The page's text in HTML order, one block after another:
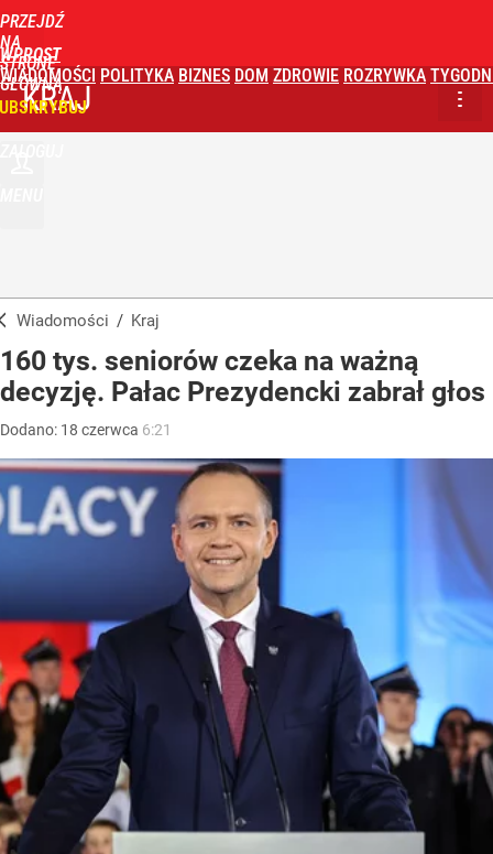
PRZEJDŹ
NA
STRONĘ
GŁÓWNĄ
WPROST
WIADOMOŚCI POLITYKA BIZNES DOM ZDROWIE ROZRYWKA
KRAJ
Wiadomości / Kraj
160 tys. seniorów czeka na ważną
decyzję. Pałac Prezydencki zabrał głos
Dodano: 18 czerwca 6:21